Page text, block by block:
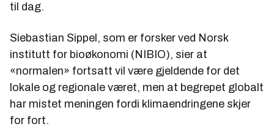
til dag.
Siebastian Sippel, som er forsker ved Norsk
institutt for bioøkonomi (NIBIO), sier at
«normalen» fortsatt vil være gjeldende for det
lokale og regionale været, men at begrepet globalt
har mistet meningen fordi klimaendringene skjer
for fort.